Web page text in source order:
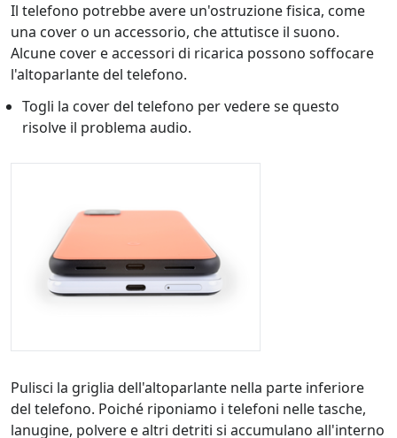
Il telefono potrebbe avere un'ostruzione fisica, come
una cover o un accessorio, che attutisce il suono.
Alcune cover e accessori di ricarica possono soffocare
l'altoparlante del telefono.
Togli la cover del telefono per vedere se questo
risolve il problema audio.
Pulisci la griglia dell'altoparlante nella parte inferiore
del telefono. Poiché riponiamo i telefoni nelle tasche,
lanugine, polvere e altri detriti si accumulano all'interno